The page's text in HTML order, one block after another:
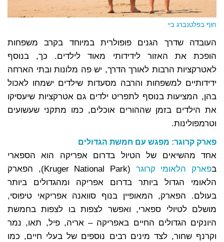
חוף בפלטנברג ביי
העובדה שדרך הגנים פופולרית במיוחד בקרב משפחות
הופכת את האזור לידידותי מאוד לילדים. כך, בנוסף
לאטרקציות הרבות לאורך הדרך, יש פה מלונות ובתי הארחה
ידידותיים למשפחות והרבה מסעדות שילדים ישמחו לאכול
בהן, המציעות בנוסף לתפריט ילדים גם אטרקציות שיעסיקו
את הילדים בזמן שההורים אוכלים, כמו מתקני שעשועים
וטרמפולינות.
פארק קרוגר: מפגש עם חמשת הגדולים
אחד מהשיאים של הטיול בדרום אפריקה הוא הספארי
בפארק הלאומי קרוגר
(Kruger National Park), הפארק
הלאומי הגדול ביותר בדרום אפריקה ומהגדולים ביותר
בעולם. הפארק, המאופיין בנוף סוואנה אפריקאי טיפוסי,
מושלם לטיולי ספארי, ואפשר לצפות בו לצפות בחמשת
היונקים הגדולים החיים באפריקה – אריה, פיל, תאו, נמר
וקרנף שחור, לצד מינים רבים נוספים של בעלי חיים, כמו